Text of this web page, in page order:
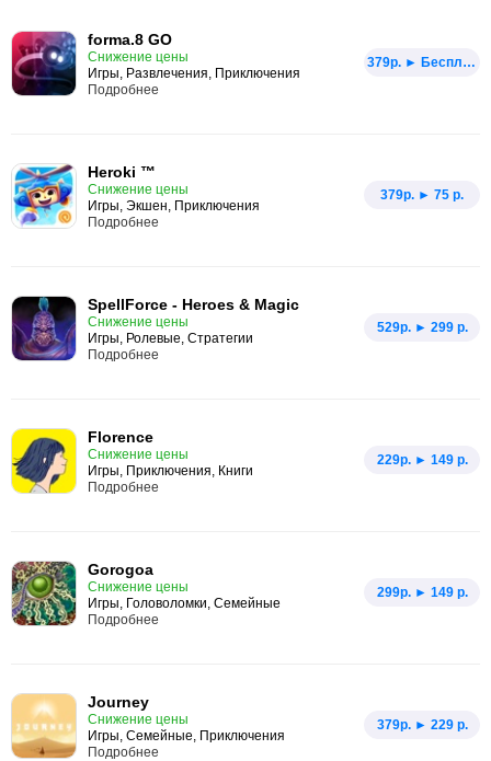
forma.8 GO
Снижение цены
Игры, Развлечения, Приключения
379p. ► Бесплатно
Подробнее
Heroki ™
Снижение цены
Игры, Экшен, Приключения
379p. ► 75 р.
Подробнее
SpellForce - Heroes & Magic
Снижение цены
Игры, Ролевые, Стратегии
529p. ► 299 р.
Подробнее
Florence
Снижение цены
Игры, Приключения, Книги
229p. ► 149 р.
Подробнее
Gorogoa
Снижение цены
Игры, Головоломки, Семейные
299p. ► 149 р.
Подробнее
Journey
Снижение цены
Игры, Семейные, Приключения
379p. ► 229 р.
Подробнее